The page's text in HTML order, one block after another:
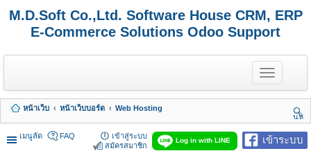
M.D.Soft Co.,Ltd. Software House CRM, ERP
E-Commerce Solutions Odoo Support
T
o
g
e
n
a
หน้าเว็บ หน้าเว็บบอร์ด
Web Hosting
นห
า
เมนูลัด
เข้าระบบ
Log in with LINE
FAQ
เข้าสู่ระบบ
สมัครสมาชิก